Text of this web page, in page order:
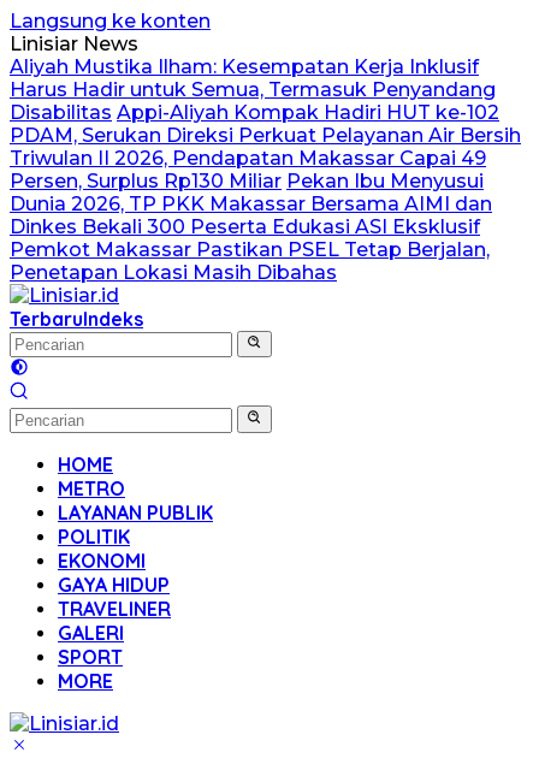
Langsung ke konten
Linisiar News
Aliyah Mustika Ilham: Kesempatan Kerja Inklusif
Harus Hadir untuk Semua, Termasuk Penyandang
Disabilitas Appi-Aliyah Kompak Hadiri HUT ke-102
PDAM, Serukan Direksi Perkuat Pelayanan Air Bersih
Triwulan II 2026, Pendapatan Makassar Capai 49
Persen, Surplus Rp130 Miliar Pekan Ibu Menyusui
Dunia 2026, TP PKK Makassar Bersama AIMI dan
Dinkes Bekali 300 Peserta Edukasi ASI Eksklusif
Pemkot Makassar Pastikan PSEL Tetap Berjalan,
Penetapan Lokasi Masih Dibahas
TerbaruIndeks
HOME
METRO
LAYANAN PUBLIK
POLITIK
EKONOMI
GAYA HIDUP
TRAVELINER
GALERI
SPORT
MORE